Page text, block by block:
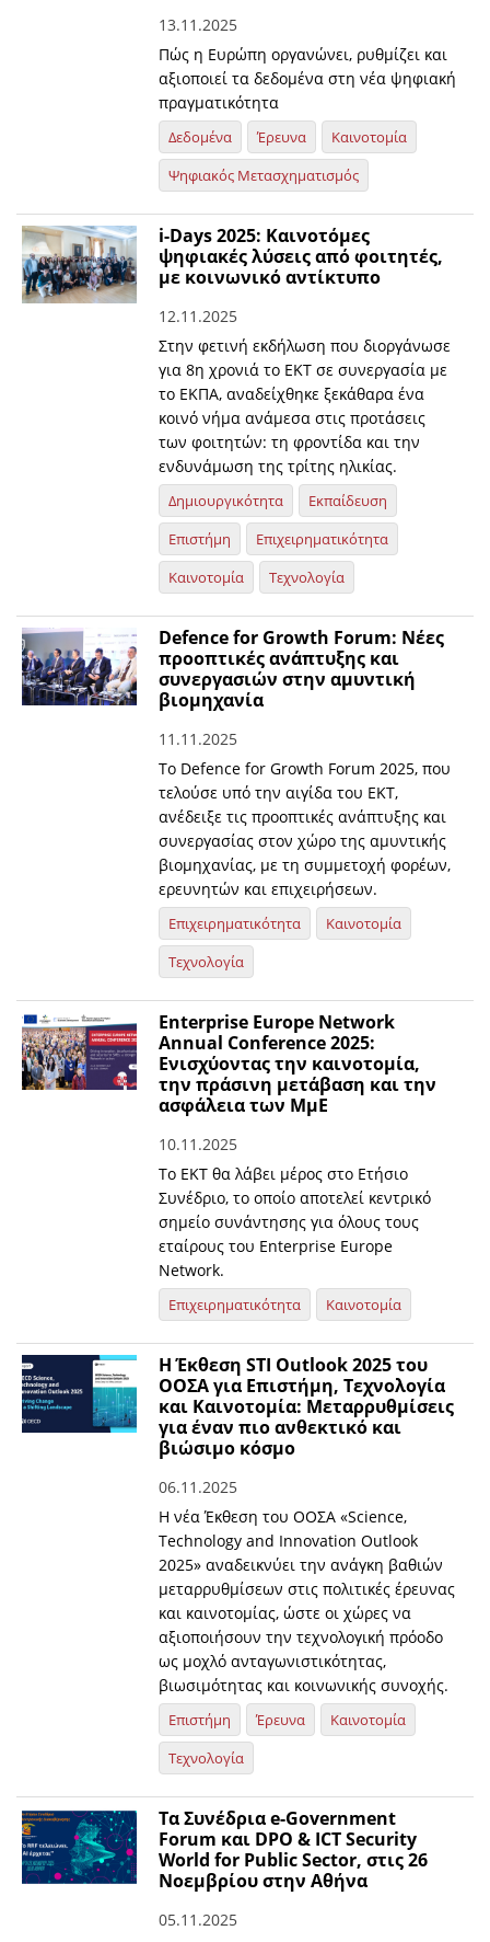
13.11.2025
Πώς η Ευρώπη οργανώνει, ρυθμίζει και
αξιοποιεί τα δεδομένα στη νέα ψηφιακή
πραγματικότητα
Δεδομένα Έρευνα
Καινοτομία
Ψηφιακός Μετασχηματισμός
i-Days 2025: Καινοτόμες
ψηφιακές λύσεις από φοιτητές,
με κοινωνικό αντίκτυπο
12.11.2025
Στην φετινή εκδήλωση που διοργάνωσε
για 8η χρονιά το ΕΚΤ σε συνεργασία με
το ΕΚΠΑ, αναδείχθηκε ξεκάθαρα ένα
κοινό νήμα ανάμεσα στις προτάσεις
των φοιτητών: τη φροντίδα και την
ενδυνάμωση της τρίτης ηλικίας.
Δημιουργικότητα
Εκπαίδευση
Επιστήμη
Επιχειρηματικότητα
Καινοτομία
Τεχνολογία
Defence for Growth Forum: Νέες
προοπτικές ανάπτυξης και
συνεργασιών στην αμυντική
βιομηχανία
11.11.2025
Το Defence for Growth Forum 2025, που
τελούσε υπό την αιγίδα του ΕΚΤ,
ανέδειξε τις προοπτικές ανάπτυξης και
συνεργασίας στον χώρο της αμυντικής
βιομηχανίας, με τη συμμετοχή φορέων,
ερευνητών και επιχειρήσεων.
Επιχειρηματικότητα
Καινοτομία
Τεχνολογία
Enterprise Europe Network
Annual Conference 2025:
Ενισχύοντας την καινοτομία,
την πράσινη μετάβαση και την
ασφάλεια των ΜμΕ
10.11.2025
Το ΕΚΤ θα λάβει μέρος στο Ετήσιο
Συνέδριο, το οποίο αποτελεί κεντρικό
σημείο συνάντησης για όλους τους
εταίρους του Enterprise Europe
Network.
Επιχειρηματικότητα Καινοτομία
Η Έκθεση STI Outlook 2025 του
ΟΟΣΑ για Επιστήμη, Τεχνολογία
και Καινοτομία: Μεταρρυθμίσεις
για έναν πιο ανθεκτικό και
βιώσιμο κόσμο
06.11.2025
Η νέα Έκθεση του ΟΟΣΑ «Science,
Technology and Innovation Outlook
2025» αναδεικνύει την ανάγκη βαθιών
μεταρρυθμίσεων στις πολιτικές έρευνας
και καινοτομίας, ώστε οι χώρες να
αξιοποιήσουν την τεχνολογική πρόοδο
ως μοχλό ανταγωνιστικότητας,
βιωσιμότητας και κοινωνικής συνοχής.
Επιστήμη Έρευνα
Καινοτομία
Τεχνολογία
Τα Συνέδρια e-Government
Forum και DPO & ICT Security
World for Public Sector, στις 26
Νοεμβρίου στην Αθήνα
05.11.2025